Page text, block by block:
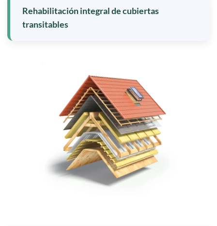
Rehabilitación integral de cubiertas
transitables